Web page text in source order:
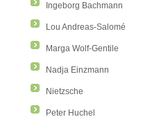
Ingeborg Bachmann
Lou Andreas-Salomé
Marga Wolf-Gentile
Nadja Einzmann
Nietzsche
Peter Huchel